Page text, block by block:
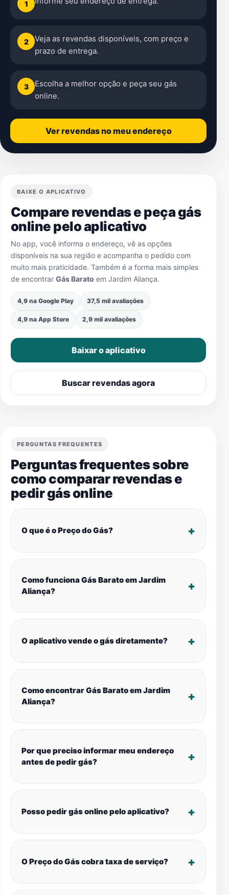
1
2
Veja as revendas disponíveis, com preço e
prazo de entrega.
3
Escolha a melhor opção e peça seu gás
online.
Ver revendas no meu endereço
BAIXE O APLICATIVO
Compare revendas e peça gás
online pelo aplicativo
No app, você informa o endereço, vê as opções
disponíveis na sua região e acompanha o pedido com
muito mais praticidade. Também é a forma mais simples
de encontrar Gás Barato em Jardim Aliança.
4,9 na Google Play 37,5 mil avaliações
4,9 na App Store 2,9 mil avaliações
Baixar o aplicativo
Buscar revendas agora
PERGUNTAS FREQUENTES
Perguntas frequentes sobre
como comparar revendas e
pedir gás online
O que é o Preço do Gás?
Como funciona Gás Barato em Jardim
Aliança?
O aplicativo vende o gás diretamente?
Como encontrar Gás Barato em Jardim
Aliança?
Por que preciso informar meu endereço
antes de pedir gás?
Posso pedir gás online pelo aplicativo?
O Preço do Gás cobra taxa de serviço?